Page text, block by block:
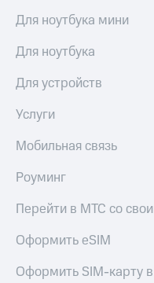
Для ноутбука мини
Для ноутбука
Для устройств
Услуги
Мобильная связь
Роуминг
Перейти в МТС со
Оформить eSIM
Оформить SIM-карту